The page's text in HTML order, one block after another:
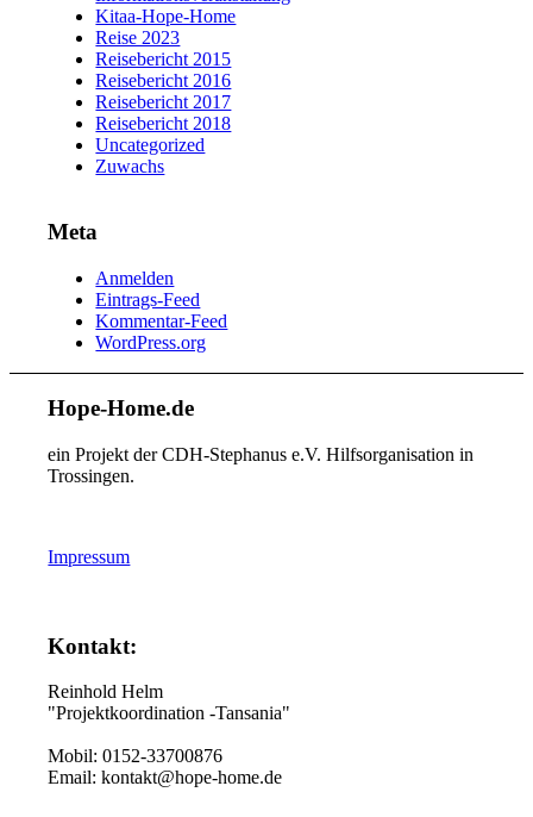
Kitaa-Hope-Home
Reise 2023
Reisebericht 2015
Reisebericht 2016
Reisebericht 2017
Reisebericht 2018
Uncategorized
Zuwachs
Meta
Anmelden
Eintrags-Feed
Kommentar-Feed
WordPress.org
Hope-Home.de
ein Projekt der CDH-Stephanus e.V. Hilfsorganisation in
Trossingen.
Impressum
Kontakt:
Reinhold Helm
"Projektkoordination -Tansania"
Mobil: 0152-33700876
Email: kontakt@hope-home.de